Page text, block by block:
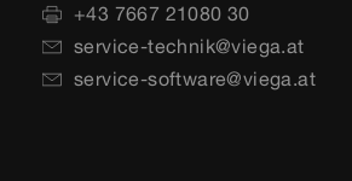
+43 7667 21080 30
service-technik@viega.at
service-software@viega.at